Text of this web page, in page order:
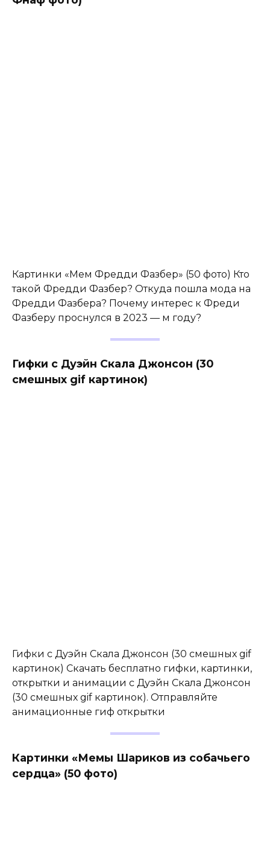
Картинки «Мем Фредди Фазбер» (50 фото) Кто
такой Фредди Фазбер? Откуда пошла мода на
Фредди Фазбера? Почему интерес к Фреди
Фазберу проснулся в 2023 — м году?
Гифки с Дуэйн Скала Джонсон (30
смешных gif картинок)
Гифки с Дуэйн Скала Джонсон (30 смешных gif
картинок) Скачать бесплатно гифки, картинки,
открытки и анимации с Дуэйн Скала Джонсон
(30 смешных gif картинок). Отправляйте
анимационные гиф открытки
Картинки «Мемы Шариков из собачьего
сердца» (50 фото)